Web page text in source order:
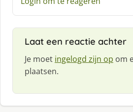
:
Laat een reactie achter
Je moet ingelogd zijn op om
plaatsen.